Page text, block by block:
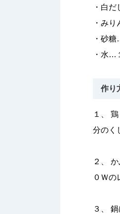
・白
・み
・砂
・水…
作り
１、
分のく
２、
０Ｗの
３、